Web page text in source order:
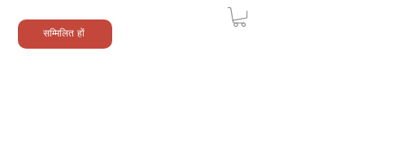
सम्मिलित हों